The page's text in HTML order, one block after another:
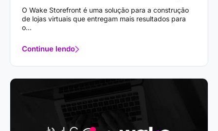
O Wake Storefront é uma solução para a construção
de lojas virtuais que entregam mais resultados para
o...
Continue lendo